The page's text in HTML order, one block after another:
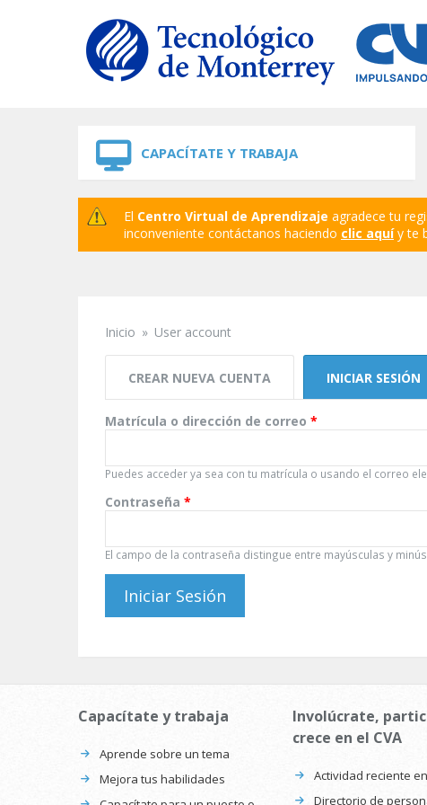
CAPACÍTATE Y TRABAJA
El Centro Virtual de Aprendizaje agradece tu
inconveniente contáctanos haciendo clic aquíy te
Se encuentra usted aquí
Inicio » User account
Solapas principales
CREAR NUEVA CUENTA INICIAR SESIÓN
Matrícula o dirección de correo *
Puedes acceder ya sea con tu matrícula o usando el correo
Contraseña *
El campo de la contraseña distingue entre mayúsculas y
Capacítate y trabaja
Aprende sobre un tema
Mejora tus habilidades
Involúcrate,
crece en el CVA
Actividad reciente
Directorio de